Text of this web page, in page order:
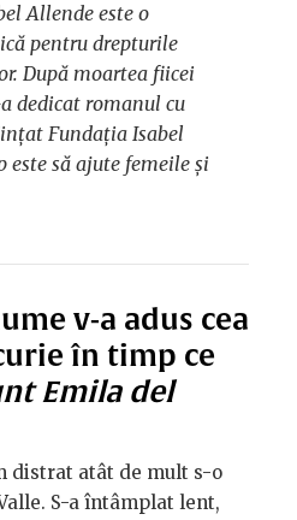
Allende este o
pentru drepturile
După moartea fiicei
dedicat romanul cu
Fundația Isabel
este să ajute femeile și
v-a adus cea
în timp ce
Emila del
distrat atât de mult s-o
S-a întâmplat lent,